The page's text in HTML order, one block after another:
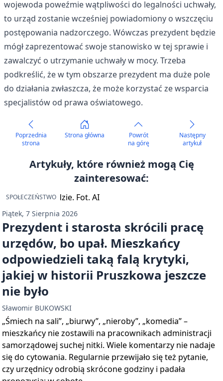
wojewoda poweźmie wątpliwości do legalności uchwały,
to urząd zostanie wcześniej powiadomiony o wszczęciu
postępowania nadzorczego. Wówczas prezydent będzie
mógł zaprezentować swoje stanowisko w tej sprawie i
zawalczyć o utrzymanie uchwały w mocy. Trzeba
podkreślić, że w tym obszarze prezydent ma duże pole
do działania zwłaszcza, że może korzystać ze wsparcia
specjalistów od prawa oświatowego.
Poprzednia
strona
Strona główna
Powrót
na górę
Następny
artykuł
Artykuły, które również mogą Cię
zainteresować:
SPOŁECZEŃSTWO
Piątek, 7 Sierpnia 2026
Prezydent i starosta skrócili pracę
urzędów, bo upał. Mieszkańcy
odpowiedzieli taką falą krytyki,
jakiej w historii Pruszkowa jeszcze
nie było
Sławomir BUKOWSKI
„Śmiech na sali”, „biurwy”, „nieroby”, „komedia” –
mieszkańcy nie zostawili na pracownikach administracji
samorządowej suchej nitki. Wiele komentarzy nie nadaje
się do cytowania. Regularnie przewijało się też pytanie,
czy urzędnicy odrobią skrócone godziny i padała